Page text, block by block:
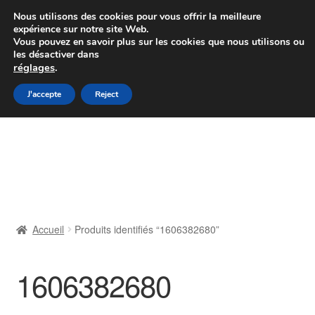
Colissimo livraison à partir de 7 EUR
Du lundi au vendredi de 9 h à 16 h
Aller
à
Aller
au
Livraison
Accueil Produits identifiés “1606382680”
1606382680
Nous utilisons des cookies pour vous offrir la meilleure
expérience sur notre site Web.
Vous pouvez en savoir plus sur les cookies que nous utilisons ou
les désactiver dans
réglages.
J'accepte Reject